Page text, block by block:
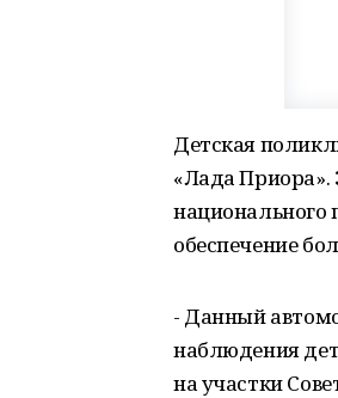
Детская
«Лада
национального
обеспечение
- Данный
наблюдения
на участки